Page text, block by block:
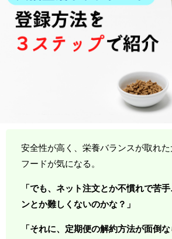
安全性が高く、栄養バランスが取れ
フードが気になる。
「でも、ネット注文とか不慣れで苦
ンとか難しくないのかな？」
「それに、定期便の解約方法が面倒